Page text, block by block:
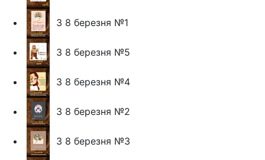
З 8 березня №1
З 8 березня №5
З 8 березня №4
З 8 березня №2
З 8 березня №3